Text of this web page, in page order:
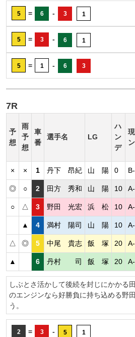
5 = 6 - 3 1
5 = 3 - 6 1
5 = 1 - 6 3
7R
予
想
雨
予
想
車
番
選手名 LG
ハ
ン
デ
× × 1 丹下 昂紀 山 陽 0
◎ ○ 2 田方 秀和 山 陽 10
○ △ 3 野田 光宏 浜 松 10
▲ 4 満村 陽司 山 陽 10
△ ◎ 5 中尾 貴志 飯 塚 20
▲ 6 丹村 司 飯 塚 20
しぶとさ活かして後続を封じにかかる
のエンジンなら好勝負に持ち込める野
う。
2 = 3 - 5 1